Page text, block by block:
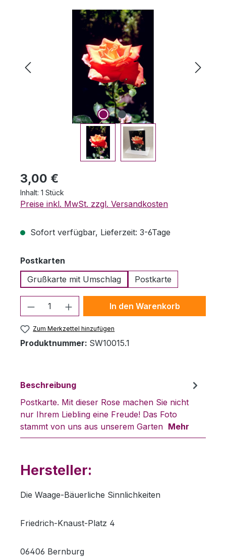
Regulärer Preis:
3,00 €
Inhalt: 1 Stück
Preise inkl. MwSt. zzgl. Versandkosten
Sofort verfügbar, Lieferzeit: 3-6Tage
Postkarten
Grußkarte mit Umschlag
Postkarte
Produkt Anzahl: Gib den
In den Warenkorb
Zum Merkzettel hinzufügen
Produktnummer: SW10015.1
Beschreibung
Postkarte. Mit dieser Rose machen Sie nicht
nur Ihrem Liebling eine Freude! Das Foto
stammt von uns aus unserem Garten Mehr
Hersteller:
Die Waage-Bäuerliche Sinnlichkeiten
Friedrich-Knaust-Platz 4
06406 Bernburg